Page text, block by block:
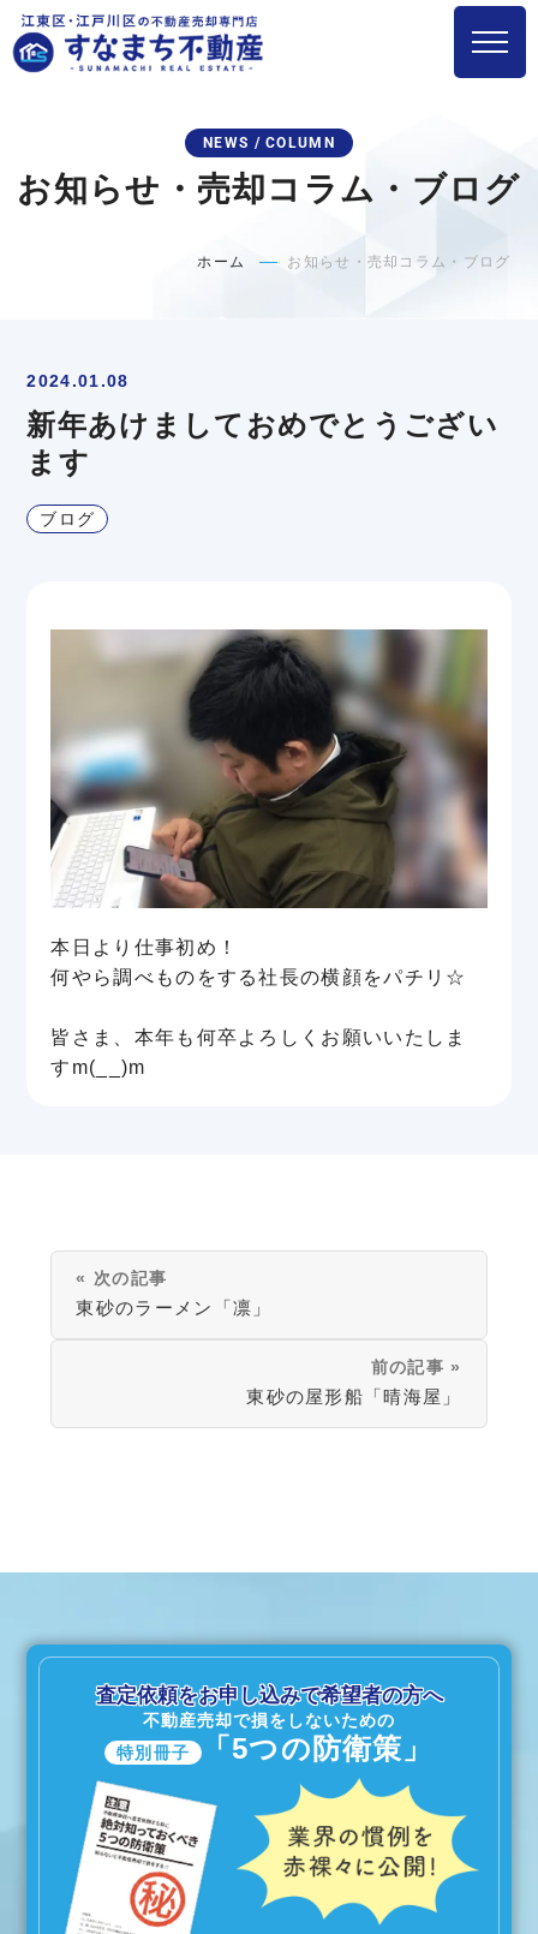
NEWS / COLUMN
お知らせ・売却コラム・ブログ
ホーム お知らせ・売却コラム・ブログ
2024.01.08
新年あけましておめでとうござい
ます
ブログ
本日より仕事初め！
何やら調べものをする社長の横顔をパチリ☆
皆さま、本年も何卒よろしくお願いいたしま
すm(__)m
« 次の記事
東砂のラーメン「凛」
前の記事 »
東砂の屋形船「晴海屋」
査定依頼をお申し込みで希望者の方へ
不動産売却で損をしないための
特別冊子
「5つの防衛策」